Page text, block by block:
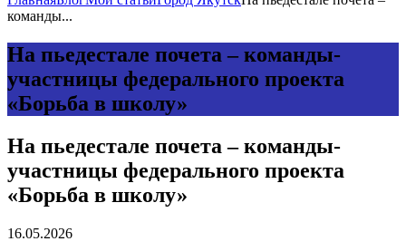
команды...
На пьедестале почета – команды-
участницы федерального проекта
«Борьба в школу»
На пьедестале почета – команды-
участницы федерального проекта
«Борьба в школу»
16.05.2026